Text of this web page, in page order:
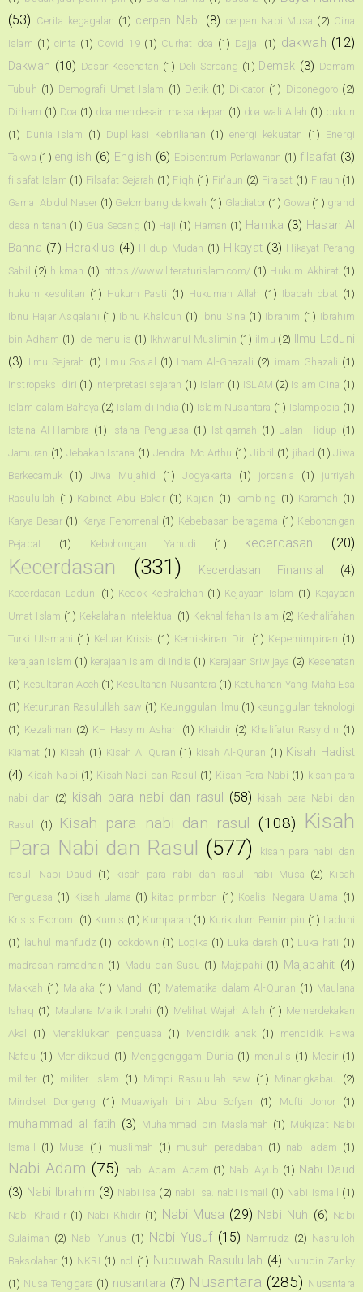
(53) Cerita kegagalan (1) cerpen Nabi (8) cerpen Nabi Musa (2) Cina
Islam (1) cinta (1) Covid 19 (1) Curhat doa (1) Dajjal (1) dakwah (12)
Dakwah (10) Dasar Kesehatan (1) Deli Serdang (1) Demak (3) Demam
Tubuh (1) Demografi Umat Islam (1) Detik (1) Diktator (1) Diponegoro (2)
Dirham (1) Doa (1) doa mendesain masa depan (1) doa wali Allah (1) dukun
(1) Dunia Islam (1) Duplikasi Kebrilianan (1) energi kekuatan (1) Energi
Takwa (1) english (6) English (6) Episentrum Perlawanan (1) filsafat (3)
filsafat Islam (1) Filsafat Sejarah (1) Fiqh (1) Fir'aun (2) Firasat (1) Firaun (1)
Gamal Abdul Naser (1) Gelombang dakwah (1) Gladiator (1) Gowa (1) grand
desain tanah (1) Gua Secang (1) Haji (1) Haman (1) Hamka (3) Hasan Al
Banna (7) Heraklius (4) Hidup Mudah (1) Hikayat (3) Hikayat Perang
Sabil
(2) hikmah (1) https://www.literaturislam.com/ (1) Hukum Akhirat (1)
hukum kesulitan (1) Hukum Pasti (1) Hukuman Allah (1) Ibadah obat (1)
Ibnu Hajar Asqalani (1) Ibnu Khaldun (1) Ibnu Sina (1) Ibrahim (1) Ibrahim
bin Adham (1) ide menulis (1) Ikhwanul Muslimin (1) ilmu (2)
Ilmu Laduni
(3) Ilmu Sejarah (1) Ilmu Sosial (1) Imam Al-Ghazali (2) imam Ghazali (1)
Instropeksi diri (1) interpretasi sejarah (1) Islam (1) ISLAM (2) Islam Cina (1)
Islam dalam Bahaya (2) Islam di India (1) Islam Nusantara (1) Islampobia (1)
Istana Al-Hambra (1) Istana Penguasa (1) Istiqamah (1) Jalan Hidup (1)
Jamuran (1) Jebakan Istana (1) Jendral Mc Arthu (1) Jibril (1) jihad (1) Jiwa
Berkecamuk
(1) Jiwa Mujahid (1) Jogyakarta (1) jordania (1)
jurriyah
Rasulullah (1) Kabinet Abu Bakar (1) Kajian (1) kambing (1) Karamah (1)
Karya Besar (1) Karya Fenomenal (1) Kebebasan beragama (1) Kebohongan
Pejabat
(1) Kebohongan Yahudi (1) kecerdasan (20)
Kecerdasan (331) Kecerdasan Finansial (4)
Kecerdasan Laduni (1) Kedok Keshalehan (1) Kejayaan Islam (1) Kejayaan
Umat Islam (1) Kekalahan Intelektual (1) Kekhalifahan Islam (2) Kekhalifahan
Turki Utsmani (1) Keluar Krisis (1) Kemiskinan Diri (1) Kepemimpinan (1)
kerajaan Islam (1) kerajaan Islam di India (1) Kerajaan Sriwijaya (2) Kesehatan
(1) Kesultanan Aceh (1) Kesultanan Nusantara (1) Ketuhanan Yang Maha Esa
(1) Keturunan Rasulullah saw (1) Keunggulan ilmu (1) keunggulan teknologi
(1) Kezaliman (2) KH Hasyim Ashari (1) Khaidir (2) Khalifatur Rasyidin (1)
Kiamat (1) Kisah (1) Kisah Al Quran (1) kisah Al-Qur'an (1) Kisah Hadist
(4) Kisah Nabi (1) Kisah Nabi dan Rasul (1) Kisah Para Nabi (1) kisah para
nabi dan (2) kisah para nabi dan rasul (58) kisah para Nabi dan
Rasul (1) Kisah para nabi dan rasul (108) Kisah
Para Nabi dan Rasul (577)
kisah para nabi dan
rasul. Nabi Daud
(1) kisah para nabi dan rasul. nabi Musa (2) Kisah
Penguasa (1) Kisah ulama (1) kitab primbon (1) Koalisi Negara Ulama (1)
Krisis Ekonomi (1) Kumis (1) Kumparan (1) Kurikulum Pemimpin (1) Laduni
(1) lauhul mahfudz (1) lockdown (1) Logika (1) Luka darah (1) Luka hati (1)
madrasah ramadhan (1) Madu dan Susu (1) Majapahi (1) Majapahit (4)
Makkah (1) Malaka (1) Mandi (1) Matematika dalam Al-Qur'an (1) Maulana
Ishaq (1) Maulana Malik Ibrahi (1) Melihat Wajah Allah (1) Memerdekakan
Akal
(1) Menaklukkan penguasa (1) Mendidik anak (1)
mendidik Hawa
Nafsu (1) Mendikbud (1) Menggenggam Dunia (1) menulis (1) Mesir (1)
militer (1) militer Islam (1) Mimpi Rasulullah saw (1) Minangkabau
(2)
Mindset Dongeng
(1) Muawiyah bin Abu Sofyan (1) Mufti Johor (1)
muhammad al fatih (3) Muhammad bin Maslamah (1) Mukjizat Nabi
Ismail
(1) Musa (1) muslimah (1) musuh peradaban (1) nabi adam (1)
Nabi Adam (75) nabi Adam. Adam (1) Nabi Ayub (1) Nabi Daud
(3) Nabi Ibrahim (3) Nabi Isa (2) nabi Isa. nabi ismail (1) Nabi Ismail (1)
Nabi Khaidir (1) Nabi Khidir (1) Nabi Musa (29) Nabi Nuh (6) Nabi
Sulaiman (2) Nabi Yunus (1) Nabi Yusuf (15) Namrudz (2) Nasrulloh
Baksolahar (1) NKRI (1) nol (1) Nubuwah Rasulullah (4) Nurudin Zanky
(1) Nusa Tenggara (1) nusantara (7) Nusantara (285) Nusantara